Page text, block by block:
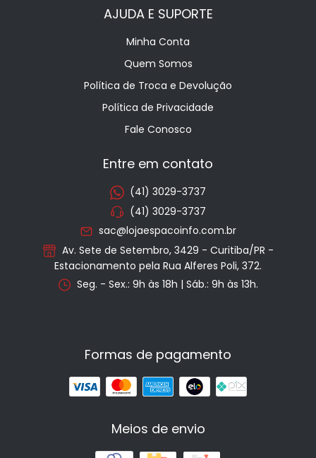
AJUDA E SUPORTE
Minha Conta
Quem Somos
Política de Troca e Devolução
Política de Privacidade
Fale Conosco
Entre em contato
(41) 3029-3737
(41) 3029-3737
sac@lojaespacoinfo.com.br
Av. Sete de Setembro, 3429 - Curitiba/PR -
Estacionamento pela Rua Alferes Poli, 372.
Seg. - Sex.: 9h às 18h | Sáb.: 9h às 13h.
Formas de pagamento
Meios de envio